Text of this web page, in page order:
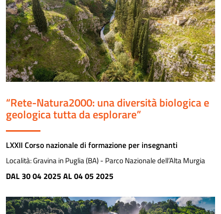
“Rete-Natura2000: una diversità biologica e
geologica tutta da esplorare”
LXXII Corso nazionale di formazione per insegnanti
Località:Gravina in Puglia (BA) - Parco Nazionale dell’Alta Murgia
DAL 30 04 2025 AL 04 05 2025